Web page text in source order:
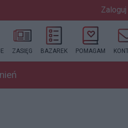
ZASIĘG BAZAREK POMAGAM